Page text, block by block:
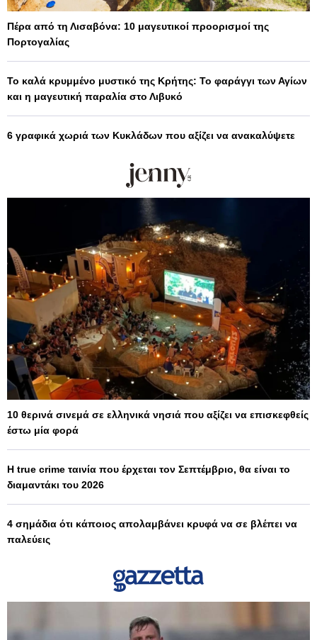
Πέρα από τη Λισαβόνα: 10 μαγευτικοί προορισμοί της
Πορτογαλίας
Το καλά κρυμμένο μυστικό της Κρήτης: Το φαράγγι των Αγίων
και η μαγευτική παραλία στο Λιβυκό
6 γραφικά χωριά των Κυκλάδων που αξίζει να ανακαλύψετε
10 θερινά σινεμά σε ελληνικά νησιά που αξίζει να επισκεφθείς
έστω μία φορά
Η true crime ταινία που έρχεται τον Σεπτέμβριο, θα είναι το
διαμαντάκι του 2026
4 σημάδια ότι κάποιος απολαμβάνει κρυφά να σε βλέπει να
παλεύεις